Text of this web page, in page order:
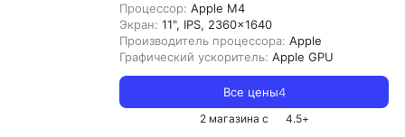
Процессор: Apple M4
Экран: 11", IPS, 2360x1640
Производитель процессора: Apple
Графический ускоритель: Apple GPU
Все цены4
2 магазина с 4.5+